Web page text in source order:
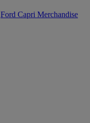
Ford Capri Merchandise